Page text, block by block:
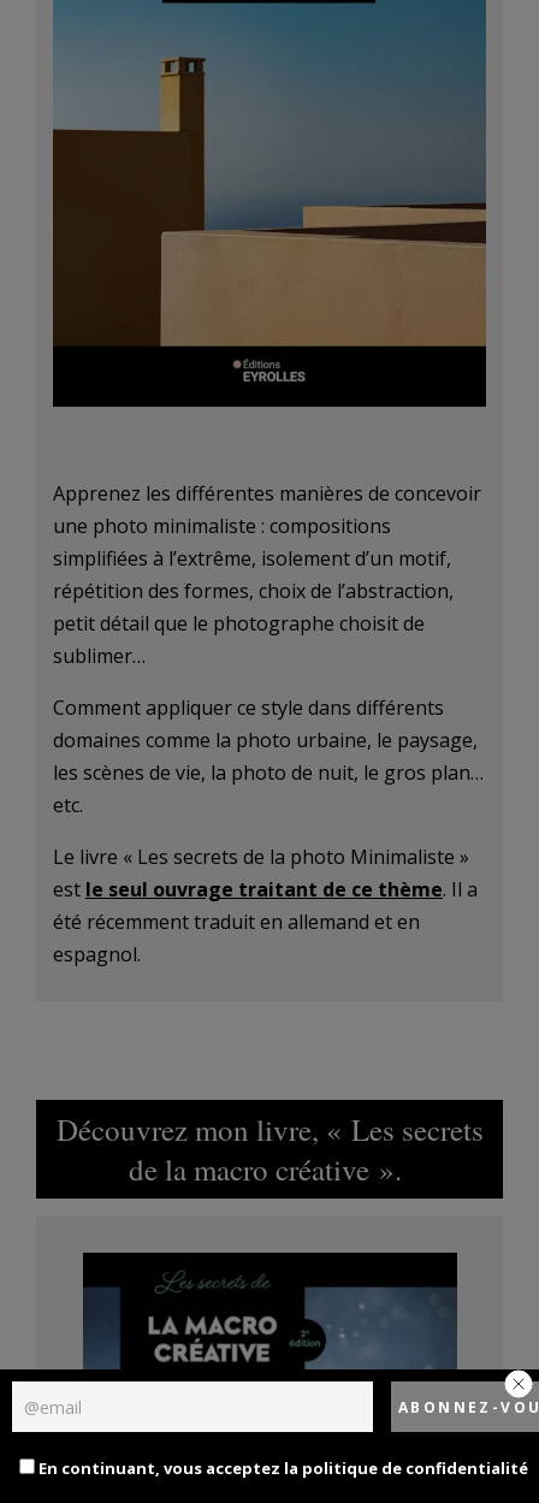
Apprenez les différentes manières de concevoir
une photo minimaliste : compositions
simplifiées à l’extrême, isolement d’un motif,
répétition des formes, choix de l’abstraction,
petit détail que le photographe choisit de
sublimer…
Comment appliquer ce style dans différents
domaines comme la photo urbaine, le paysage,
les scènes de vie, la photo de nuit, le gros plan…
etc.
Le livre « Les secrets de la photo Minimaliste »
est le seul ouvrage traitant de ce thème. Il a
été récemment traduit en allemand et en
espagnol.
Découvrez mon livre, « Les secrets
de la macro créative ».
En continuant, vous acceptez la politique de confidentialité